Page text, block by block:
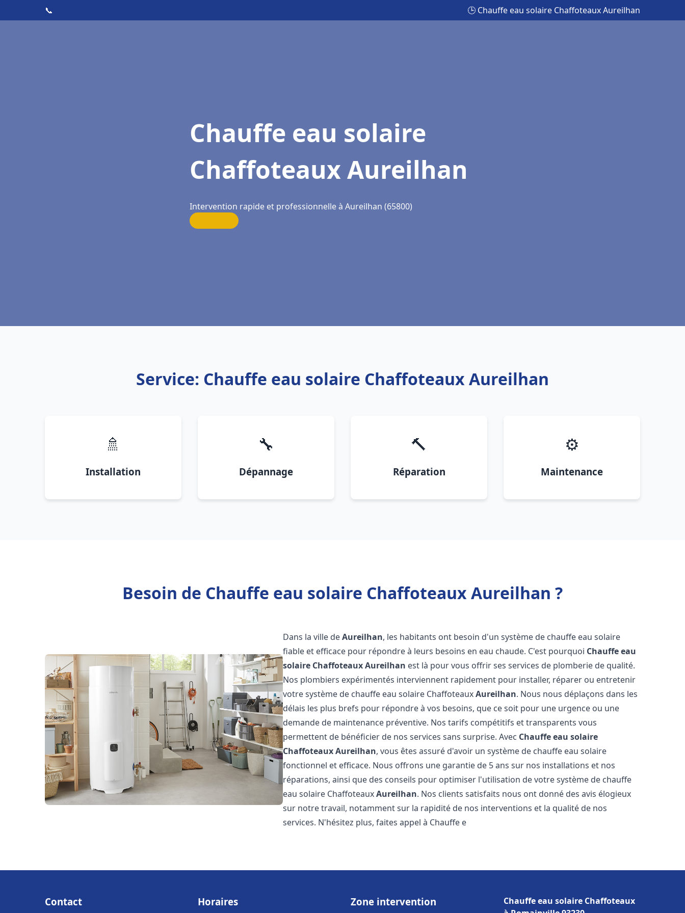
📞 🕒 Chauffe eau solaire Chaffoteaux Aureilhan
Chauffe eau solaire
Chaffoteaux Aureilhan
Intervention rapide et professionnelle à Aureilhan (65800)
Service: Chauffe eau solaire Chaffoteaux Aureilhan
🚿
Installation
🔧
Dépannage
🔨
Réparation
⚙️
Maintenance
Besoin de Chauffe eau solaire Chaffoteaux Aureilhan ?
Dans la ville deAureilhan, les habitants ont besoin d'un système de chauffe eau solaire
fiable et efficace pour répondre à leurs besoins en eau chaude. C'est pourquoi Chauffe eau
solaire ChaffoteauxAureilhan est là pour vous offrir ses services de plomberie de qualité.
Nos plombiers expérimentés interviennent rapidement pour installer, réparer ou entretenir
votre système de chauffe eau solaire ChaffoteauxAureilhan. Nous nous déplaçons dans les
délais les plus brefs pour répondre à vos besoins, que ce soit pour une urgence ou une
demande de maintenance préventive. Nos tarifs compétitifs et transparents vous
permettent de bénéficier de nos services sans surprise. Avec Chauffe eau solaire
ChaffoteauxAureilhan, vous êtes assuré d'avoir un système de chauffe eau solaire
fonctionnel et efficace. Nous offrons une garantie de 5 ans sur nos installations et nos
réparations, ainsi que des conseils pour optimiser l'utilisation de votre système de chauffe
eau solaire ChaffoteauxAureilhan. Nos clients satisfaits nous ont donné des avis élogieux
sur notre travail, notamment sur la rapidité de nos interventions et la qualité de nos
services. N'hésitez plus, faites appel à Chauffe e
Contact Horaires Zone intervention
Chauffe eau solaire Chaffoteaux